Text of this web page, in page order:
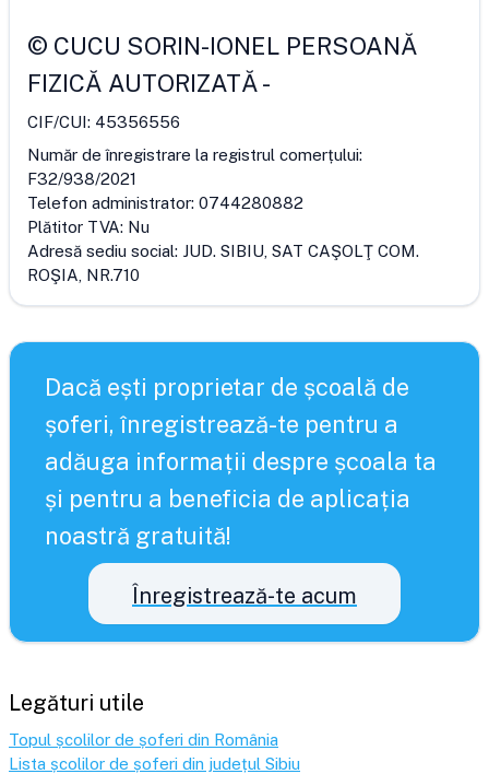
© CUCU SORIN-IONEL PERSOANĂ
FIZICĂ AUTORIZATĂ-
CIF/CUI: 45356556
Număr de înregistrare la registrul comerțului:
F32/938/2021
Telefon administrator: 0744280882
Plătitor TVA: Nu
Adresă sediu social: JUD. SIBIU, SAT CAŞOLŢ COM.
ROŞIA, NR.710
Dacă ești proprietar de școală de
șoferi, înregistrează-te pentru a
adăuga informații despre școala ta
și pentru a beneficia de aplicația
noastră gratuită!
Înregistrează-te acum
Legături utile
Topul școlilor de șoferi din România
Lista școlilor de șoferi din județul Sibiu